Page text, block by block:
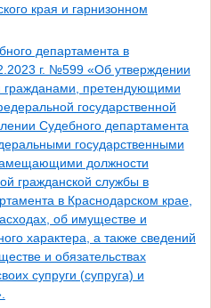
края и гарнизонном
департамента в
г. №599 «Об утверждении
гражданами, претендующими
государственной
Судебного департамента
государственными
должности
гражданской службы в
в Краснодарском крае,
об имуществе и
характера, а также сведений
и обязательствах
супруги (супруга) и